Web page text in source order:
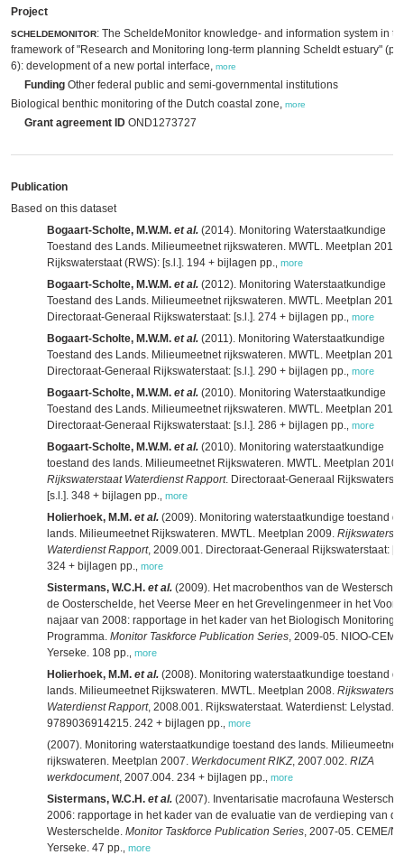
Project
SCHELDEMONITOR: The ScheldeMonitor knowledge- and information system in
framework of "Research and Monitoring long-term planning Scheldt estuary"
6): development of a new portal interface, more
Funding Other federal public and semi-governmental institutions
Biological benthic monitoring of the Dutch coastal zone, more
Grant agreement ID OND1273727
Publication
Based on this dataset
Bogaart-Scholte, M.W.M. et al. (2014). Monitoring Waterstaatkundige
Toestand des Lands. Milieumeetnet rijkswateren. MWTL. Meetplan 2014.
Rijkswaterstaat (RWS): [s.l.]. 194 + bijlagen pp. more
Bogaart-Scholte, M.W.M. et al. (2012). Monitoring Waterstaatkundige
Toestand des Lands. Milieumeetnet rijkswateren. MWTL. Meetplan 2013.
Directoraat-Generaal Rijkswaterstaat: [s.l.]. 274 + bijlagen pp. more
Bogaart-Scholte, M.W.M. et al. (2011). Monitoring Waterstaatkundige
Toestand des Lands. Milieumeetnet rijkswateren. MWTL. Meetplan 2012.
Directoraat-Generaal Rijkswaterstaat: [s.l.]. 290 + bijlagen pp. more
Bogaart-Scholte, M.W.M. et al. (2010). Monitoring Waterstaatkundige
Toestand des Lands. Milieumeetnet rijkswateren. MWTL. Meetplan 2011.
Directoraat-Generaal Rijkswaterstaat: [s.l.]. 286 + bijlagen pp. more
Bogaart-Scholte, M.W.M. et al. (2010). Monitoring waterstaatkundige
toestand des lands. Milieumeetnet Rijkswateren. MWTL. Meetplan 2010.
Rijkswaterstaat Waterdienst Rapport. Directoraat-Generaal
[s.l.]. 348 + bijlagen pp. more
Holierhoek, M.M. et al. (2009). Monitoring waterstaatkundige toestand
lands. Milieumeetnet Rijkswateren. MWTL. Meetplan 2009.
Waterdienst Rapport, 2009.001. Directoraat-Generaal Rijkswaterstaat:
324 + bijlagen pp. more
Sistermans, W.C.H. et al. (2009). Het macrobenthos van de
de Oosterschelde, het Veerse Meer en het Grevelingenmeer in het Voor-
najaar van 2008: rapportage in het kader van het Biologisch Monitoring
Programma. Monitor Taskforce Publication Series, 2009-05. NIOO-
Yerseke. 108 pp. more
Holierhoek, M.M. et al. (2008). Monitoring waterstaatkundige toestand
lands. Milieumeetnet Rijkswateren. MWTL. Meetplan 2008.
Waterdienst Rapport, 2008.001. Rijkswaterstaat. Waterdienst: Lelystad.
9789036914215. 242 + bijlagen pp. more
(2007). Monitoring waterstaatkundige toestand des lands. Milieumeetnet
rijkswateren. Meetplan 2007. Werkdocument RIKZ, 2007.002. RIZA
werkdocument, 2007.004. 234 + bijlagen pp. more
Sistermans, W.C.H. et al. (2007). Inventarisatie macrofauna
2006: rapportage in het kader van de evaluatie van de verdieping van de
Westerschelde. Monitor Taskforce Publication Series, 2007-05. CEME/
Yerseke. 47 pp. more